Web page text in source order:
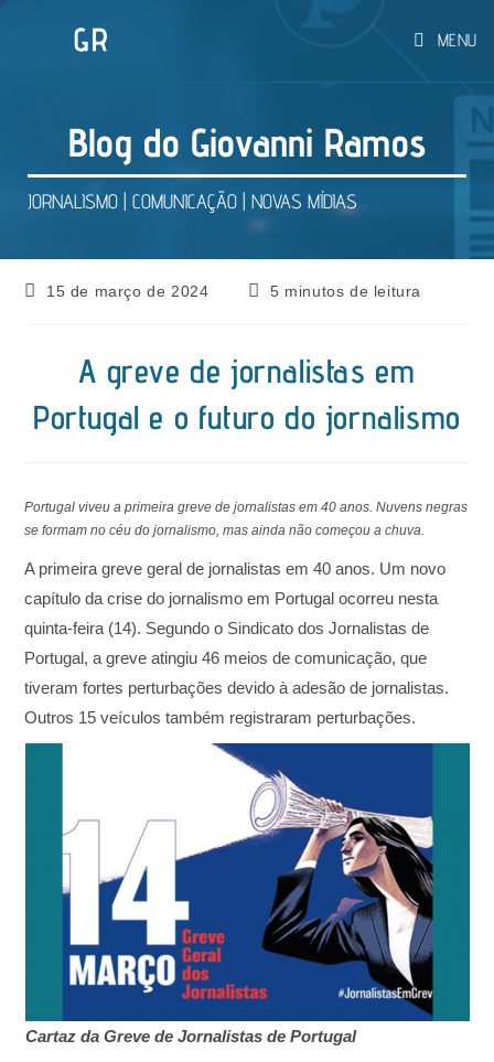
MENU
Blog do Giovanni Ramos
JORNALISMO | COMUNICAÇÃO | NOVAS MÍDIAS
Post15 de março de 2024
Tempo
5 minutos de leitura
A greve de jornalistas em
Portugal e o futuro do jornalismo
Portugal viveu a primeira greve de jornalistas em 40 anos. Nuvens negras
se formam no céu do jornalismo, mas ainda não começou a chuva.
A primeira greve geral de jornalistas em 40 anos. Um novo
capítulo da crise do jornalismo em Portugal ocorreu nesta
quinta-feira (14). Segundo o Sindicato dos Jornalistas de
Portugal, a greve atingiu 46 meios de comunicação, que
tiveram fortes perturbações devido à adesão de jornalistas.
Outros 15 veículos também registraram perturbações.
Cartaz da Greve de Jornalistas de Portugal